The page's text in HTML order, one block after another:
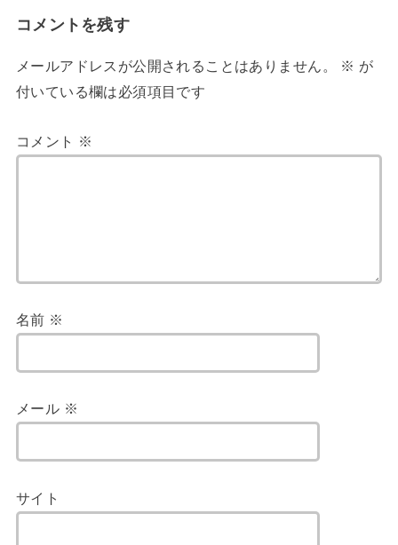
コメントを残す
メールアドレスが公開されることはありません。 ※ が
付いている欄は必須項目です
コメント ※
名前 ※
メール ※
サイト